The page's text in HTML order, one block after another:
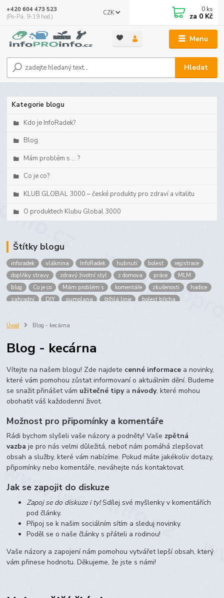
Menu
CZK
Hledat
+420 604 473 523
(Po-Pá, 9-19 hod.)
0 ks
za 0 Kč
Kategorie blogu
Kdo je InfoRadek?
Blog
Mám problém s ... ?
Co je co?
KLUB GLOBAL 3000 – české produkty pro zdraví a vitalitu
O produktech Klubu Global 3000
Štítky blogu
inforadek vláknina InfoRadek hubnutí bolest
registrace
doplňky stravy
zdravý životní styl z domova práce
MLM
blog
Co je co Mám problém s komentáře zkušenosti
hadice
zahradní
DIY gumolana štíhlá linie
bolest břicha
Prokloub
Vláknina
maltodextrin
škrob skrob
Úvod Blog - kecárna
Blog - kecárna
Vítejte na našem blogu! Zde najdete cenné informace a novinky,
které vám pomohou zůstat informovaní o aktuálním dění. Budeme
se snažit přinášet vám užitečné tipya návody, které mohou
obohatit váš každodenní život.
Možnost pro připomínky a komentáře
Rádi bychom slyšeli vaše názory a podněty! Vaše zpětná
vazba je pro nás velmi důležitá, neboť nám pomáhá zlepšovat
obsah a služby, které vám nabízíme. Pokud máte jakékoliv dotazy,
připomínky nebo komentáře, neváhejte nás kontaktovat.
Jak se zapojit do diskuze
Zapoj se do diskuze i ty!Sdílej své myšlenky v komentářích
pod články.
Připoj se k našim sociálním sítím a sleduj novinky.
Poděl se o naše články s přáteli a rodinou!
Vaše názory a zapojení nám pomohou vytvářet lepší obsah, který
vám přinese hodnotu. Děkujeme, že jste s námi!